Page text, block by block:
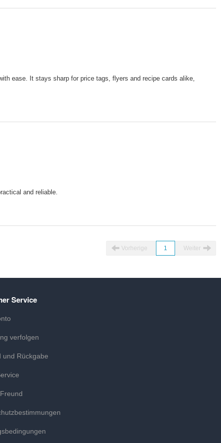
ease. It stays sharp for price tags, flyers and recipe cards alike,
and reliable.
Vorherige 1 Weiter
Service
verfolgen
und Rückgabe